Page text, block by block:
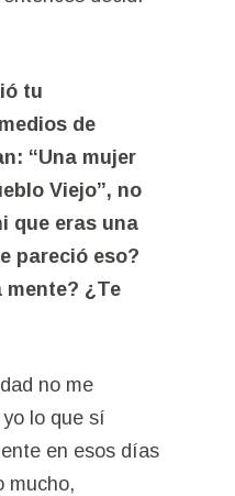
tu
de
“Una mujer
Viejo”, no
que eras una
pareció eso?
mente? ¿Te
no me
lo que sí
en esos días
mucho,